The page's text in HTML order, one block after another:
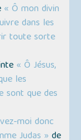
« Ô mon divin
dans les
toute sorte
« Ô Jésus,
les
sont que des
moi donc
Judas » de